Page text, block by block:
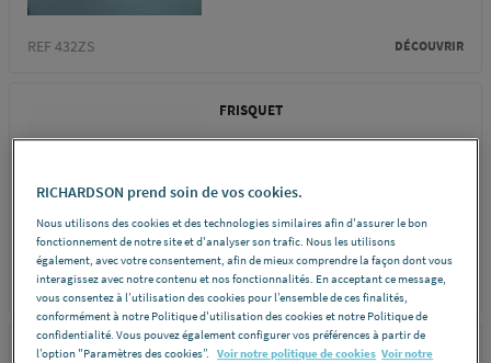
REF 432ZS DÉCOUVRIR
FRISQUET
22PTS- 18PTS 02
250216 FRISQUET...
REF 413GQ DÉCOUVRIR
BDR THERMEA
RICHARDSON prend soin de vos cookies.
Nous utilisons des cookies et des technologies similaires afin d'assurer le bon
fonctionnement de notre site et d'analyser son trafic. Nous les utilisons
également, avec votre consentement, afin de mieux comprendre la façon dont vous
interagissez avec notre contenu et nos fonctionnalités. En acceptant ce message,
vous consentez à l’utilisation des cookies pour l’ensemble de ces finalités,
conformément à notre Politique d'utilisation des cookies et notre Politique de
confidentialité. Vous pouvez également configurer vos préférences à partir de
l’option "Paramètres des cookies”. Voir notre politique de cookies Voir notre